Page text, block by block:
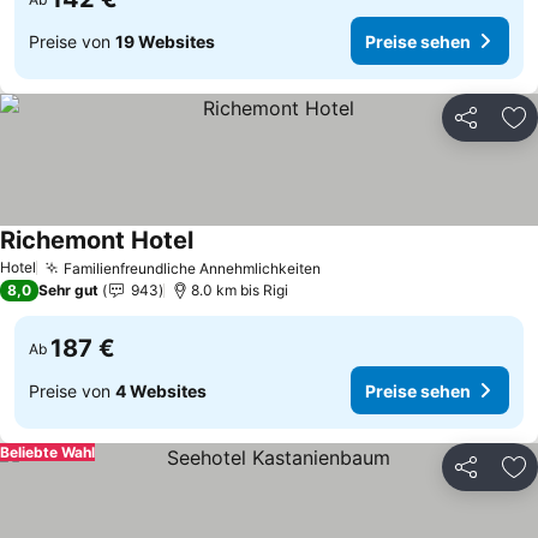
Preise von 19 Websites Preise sehen
Teilen
Hotel Familienfreundliche Annehmlichkeiten
Richemont Hotel
8,0 Sehr gut 943 8.0 km bis Rigi
Ab 187 €
Preise von 4 Websites Preise sehen
Teilen
Beliebte Wahl